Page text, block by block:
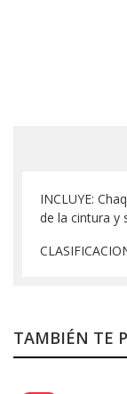
INCLUYE:
de la cintura y
TAMBIÉN TE